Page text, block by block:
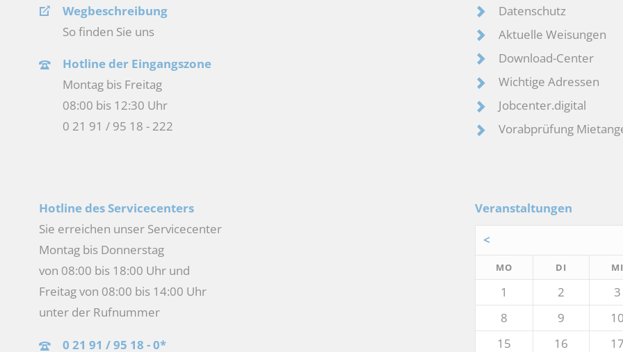
Wegbeschreibung
So finden Sie uns
Hotline der Eingangszone
Montag bis Freitag
08:00 bis 12:30 Uhr
0 21 91 / 95 18 - 222
Datenschutz
Aktuelle Weisungen
Download-Center
Wichtige Adressen
Jobcenter.digital
Vorabprüfung
Hotline des Servicecenters
Sie erreichen unser Servicecenter
Montag bis Donnerstag
von 08:00 bis 18:00 Uhr und
Freitag von 08:00 bis 14:00 Uhr
unter der Rufnummer
0 21 91 / 95 18 - 0*
Veranstaltungen
<
MO DI
1 2
3
8
9
15
16